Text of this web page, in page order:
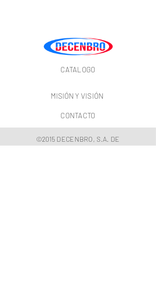
CATALOGO
MISIÓNY VISIÓN
CONTACTO
©2015 DECENBRO, S.A. DE